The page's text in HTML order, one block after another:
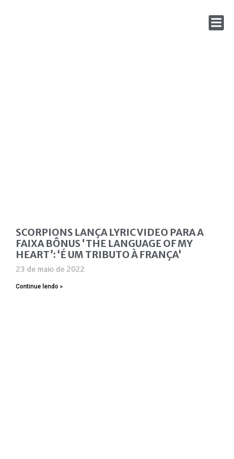
SCORPIONS LANÇA LYRIC VIDEO PARA A
FAIXA BÔNUS ‘THE LANGUAGE OF MY
HEART’: ‘É UM TRIBUTO À FRANÇA’
23 de maio de 2022
Continue lendo »